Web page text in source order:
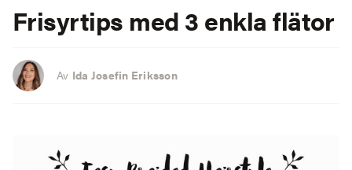
Frisyrtips med 3 enkla flätor
Av Ida Josefin Eriksson